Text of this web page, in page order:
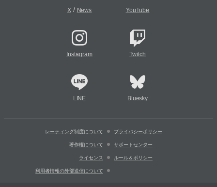
X/ News YouTube
Instagram Twitch
LINE Bluesky
レーティング制度について プライバシーポリシー
著作権について サポートセンター
ライセンス ルール＆ポリシー
利用者情報の外部送信について